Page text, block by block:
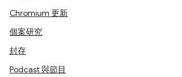
Chromium 更新
個案研究
封存
Podcast 與節目